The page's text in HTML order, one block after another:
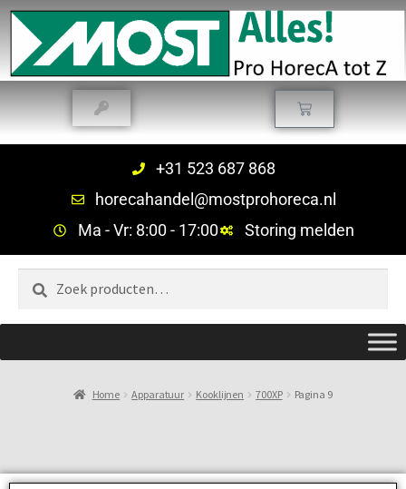
+31 523 687 868
horecahandel@mostprohoreca.nl
Ma - Vr: 8:00 - 17:00
Storing melden
Zoeken
Home Apparatuur Kooklijnen 700XP Pagina 9